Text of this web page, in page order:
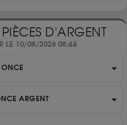
D'ARGENT
LE 10/08/2026 08:44
ONCE
ARGENT